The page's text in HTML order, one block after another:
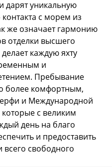
дарят уникальную
с морем из
же означает гармонию
отделки высшего
каждую яхту
и
Пребывание
более комфортным,
и Международной
с великим
день на благо
и предоставить
свободного